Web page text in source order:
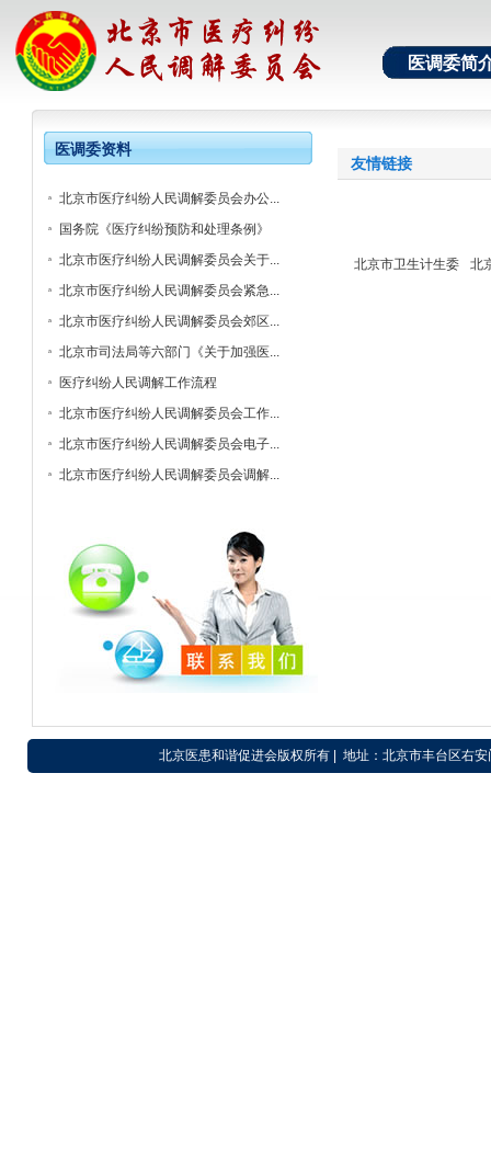
医调委简
友情链接
北京市卫生计生委 北
医调委资料
北京市医疗纠纷人民调解委员会办公...
国务院《医疗纠纷预防和处理条例》
北京市医疗纠纷人民调解委员会关于...
北京市医疗纠纷人民调解委员会紧急...
北京市医疗纠纷人民调解委员会郊区...
北京市司法局等六部门《关于加强医...
医疗纠纷人民调解工作流程
北京市医疗纠纷人民调解委员会工作...
北京市医疗纠纷人民调解委员会电子...
北京市医疗纠纷人民调解委员会调解...
北京医患和谐促进会版权所有 | 地址：北京市丰台区